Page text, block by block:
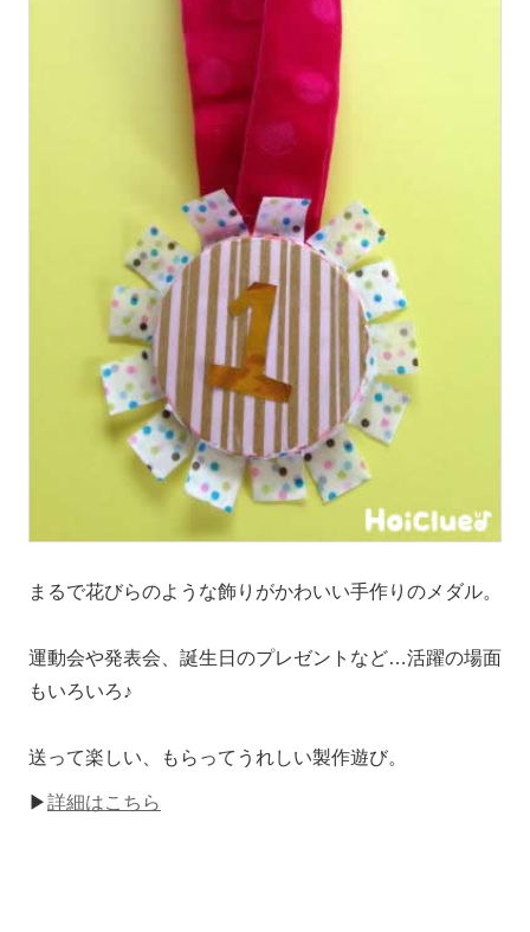
まるで花びらのような飾りがかわいい手作りのメダル。
運動会や発表会、誕生日のプレゼントなど…活躍の場面
もいろいろ♪
送って楽しい、もらってうれしい製作遊び。
▶詳細はこちら